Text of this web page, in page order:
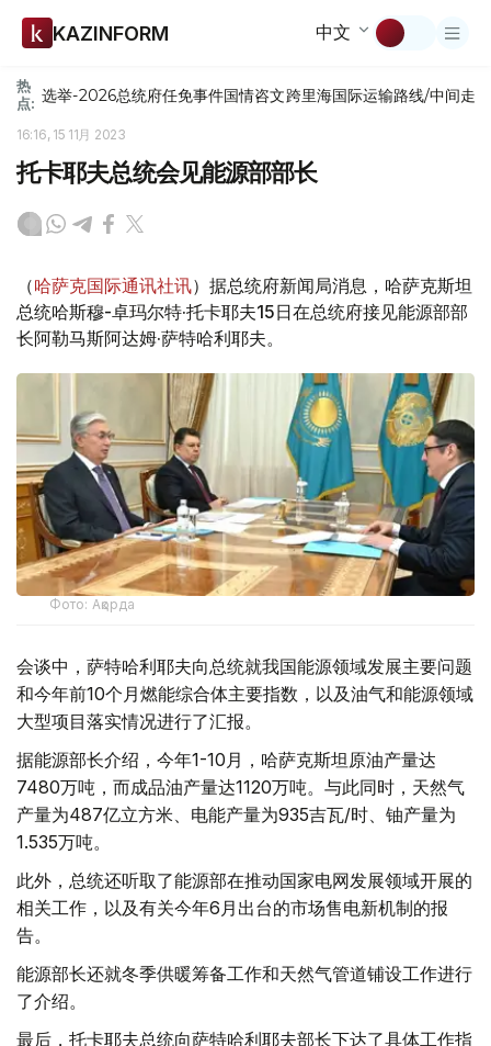
KAZINFORM 中文
热
点: 选举-2026总统府任免事件国情咨文跨里海国际运输路线/中间走廊
16:16, 15 11月 2023
托卡耶夫总统会见能源部部长
（哈萨克国际通讯社讯）据总统府新闻局消息，哈萨克斯坦
总统哈斯穆-卓玛尔特·托卡耶夫15日在总统府接见能源部部
长阿勒马斯阿达姆·萨特哈利耶夫。
Фото: Ақорда
会谈中，萨特哈利耶夫向总统就我国能源领域发展主要问题
和今年前10个月燃能综合体主要指数，以及油气和能源领域
大型项目落实情况进行了汇报。
据能源部长介绍，今年1-10月，哈萨克斯坦原油产量达
7480万吨，而成品油产量达1120万吨。与此同时，天然气
产量为487亿立方米、电能产量为935吉瓦/时、铀产量为
1.535万吨。
此外，总统还听取了能源部在推动国家电网发展领域开展的
相关工作，以及有关今年6月出台的市场售电新机制的报
告。
能源部长还就冬季供暖筹备工作和天然气管道铺设工作进行
了介绍。
最后，托卡耶夫总统向萨特哈利耶夫部长下达了具体工作指